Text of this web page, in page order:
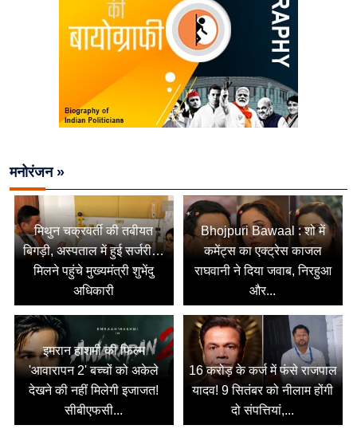
मनोरंजन »
मिथुन चक्रवर्ती की तबीयत
बिगड़ी, अस्पताल में हुई सर्जरी…
मिलने पहुंचे मुख्यमंत्री शुभेंदु
अधिकारी
Bhojpuri Bawaal : शो में
कमेंट्स का एक्ट्रेस काजल
राघवानी ने दिया जवाब, निरहुआ
और...
इमरान हाशमी की फिल्म
'आवारापन 2' बच्चों को अकेले
देखने की नहीं मिलेगी इजाजत!
सीबीएफसी...
16 करोड़ के कर्ज में फंसे राजपाल
यादव! 9 सितंबर को नीलाम होंगी
दो संपत्तियां,...